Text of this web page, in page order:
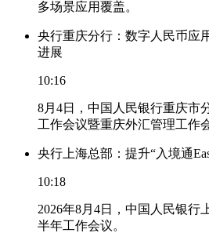
多场景应用覆盖。
央行重庆分行：数字人民币应
进展
10:16
8月4日，中国人民银行重庆市
工作会议暨重庆外汇管理工作
央行上海总部：提升“入境通
10:18
2026年8月4日，中国人民银行
半年工作会议。